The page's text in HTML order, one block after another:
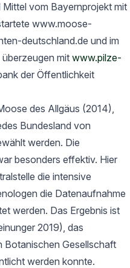
vom Bayernprojekt mit
www.moose-
deutschland.de und im
mit www.pilze-
der Öffentlichkeit
des Allgäus (2014),
Bundesland von
werden. Die
besonders effektiv. Hier
die intensive
die Datenaufnahme
werden. Das Ergebnis ist
2019), das
Botanischen Gesellschaft
werden konnte.